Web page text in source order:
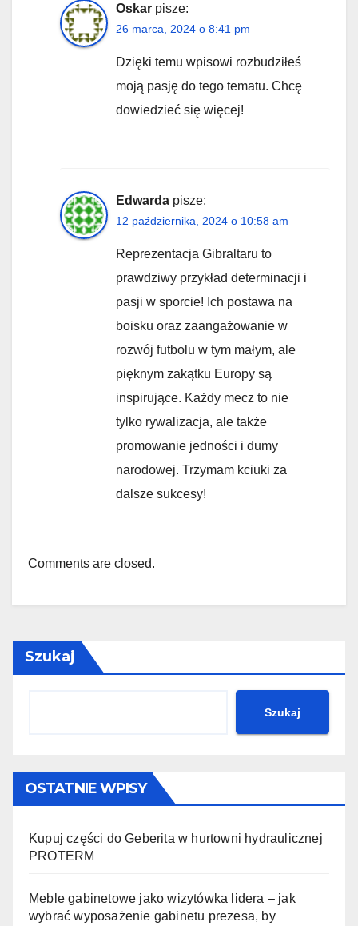
Oskar pisze:
26 marca, 2024 o 8:41 pm
Dzięki temu wpisowi rozbudziłeś
moją pasję do tego tematu. Chcę
dowiedzieć się więcej!
Edwarda pisze:
12 października, 2024 o 10:58 am
Reprezentacja Gibraltaru to
prawdziwy przykład determinacji i
pasji w sporcie! Ich postawa na
boisku oraz zaangażowanie w
rozwój futbolu w tym małym, ale
pięknym zakątku Europy są
inspirujące. Każdy mecz to nie
tylko rywalizacja, ale także
promowanie jedności i dumy
narodowej. Trzymam kciuki za
dalsze sukcesy!
Comments are closed.
Szukaj
Szukaj
OSTATNIE WPISY
Kupuj części do Geberita w hurtowni hydraulicznej
PROTERM
Meble gabinetowe jako wizytówka lidera – jak
wybrać wyposażenie gabinetu prezesa, by